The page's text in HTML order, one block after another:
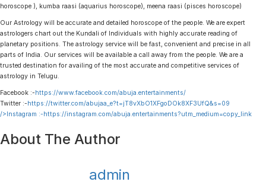
horoscope ), kumba raasi (aquarius horoscope), meena raasi (pisces horoscope)
Our Astrology will be accurate and detailed horoscope of the people. We are expert
astrologers chart out the Kundali of Individuals with highly accurate reading of
planetary positions. The astrology service will be fast, convenient and precise in all
parts of India. Our services will be available a call away from the people. We are a
trusted destination for availing of the most accurate and competitive services of
astrology in Telugu.
Facebook :-https://www.facebook.com/abuja.entertainments/
Twitter :-https://twitter.com/abujaa_e?t=jT8vXbO1XFgoDOk8XF3UfQ&s=09
/>Instagram :-https://instagram.com/abuja.entertainments?utm_medium=copy_link
About The Author
admin